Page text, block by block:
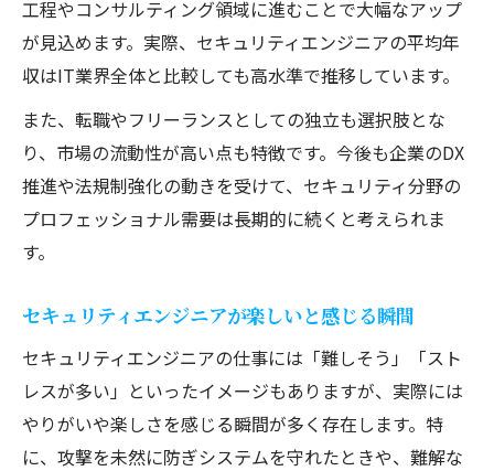
工程やコンサルティング領域に進むことで大幅なアップ
が見込めます。実際、セキュリティエンジニアの平均年
収はIT業界全体と比較しても高水準で推移しています。
また、転職やフリーランスとしての独立も選択肢とな
り、市場の流動性が高い点も特徴です。今後も企業のDX
推進や法規制強化の動きを受けて、セキュリティ分野の
プロフェッショナル需要は長期的に続くと考えられま
す。
セキュリティエンジニアが楽しいと感じる瞬間
セキュリティエンジニアの仕事には「難しそう」「スト
レスが多い」といったイメージもありますが、実際には
やりがいや楽しさを感じる瞬間が多く存在します。特
に、攻撃を未然に防ぎシステムを守れたときや、難解な